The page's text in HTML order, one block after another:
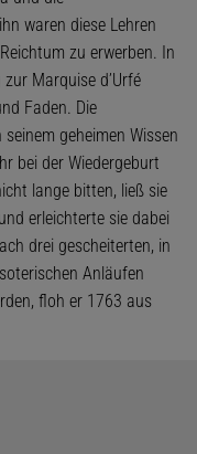
waren diese Lehren
zu erwerben. In
Marquise d’Urfé
Faden. Die
geheimen Wissen
bei der Wiedergeburt
lange bitten, ließ sie
erleichterte sie dabei
drei gescheiterten, in
Anläufen
floh er 1763 aus